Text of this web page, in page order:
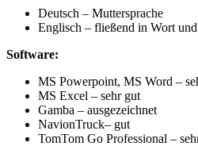
Deutsch – Muttersprache
Englisch – fließend in Wort
Software:
MS Powerpoint, MS Word –
MS Excel – sehr gut
Gamba – ausgezeichnet
NavionTruck– gut
TomTom Go Professional –